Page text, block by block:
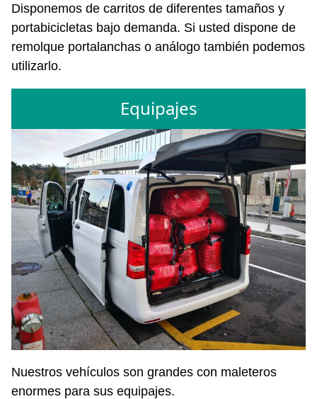
Disponemos de carritos de diferentes tamaños y
portabicicletas bajo demanda. Si usted dispone de
remolque portalanchas o análogo también podemos
utilizarlo.
Equipajes
Nuestros vehículos son grandes con maleteros
enormes para sus equipajes.